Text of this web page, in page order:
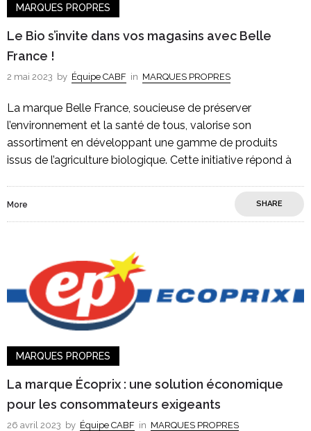
MARQUES PROPRES
Le Bio s’invite dans vos magasins avec Belle
France !
2 mai 2023 by Équipe CABF in MARQUES PROPRES
La marque Belle France, soucieuse de préserver
l’environnement et la santé de tous, valorise son
assortiment en développant une gamme de produits
issus de l’agriculture biologique. Cette initiative répond à
More SHARE
MARQUES PROPRES
La marque Écoprix : une solution économique
pour les consommateurs exigeants
26 avril 2023 by Équipe CABF in MARQUES PROPRES